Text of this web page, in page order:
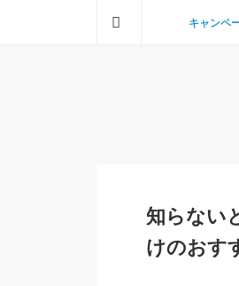
キャンペ
知らない
けのおす